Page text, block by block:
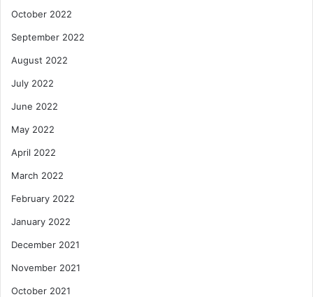
October 2022
September 2022
August 2022
July 2022
June 2022
May 2022
April 2022
March 2022
February 2022
January 2022
December 2021
November 2021
October 2021